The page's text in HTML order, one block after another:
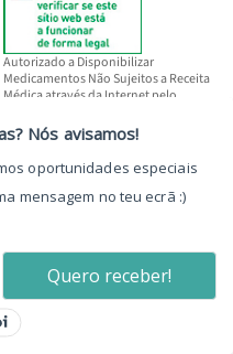
Autorizado a Disponibilizar
Medicamentos Não Sujeitos a Receita
Médica através da Internet pelo